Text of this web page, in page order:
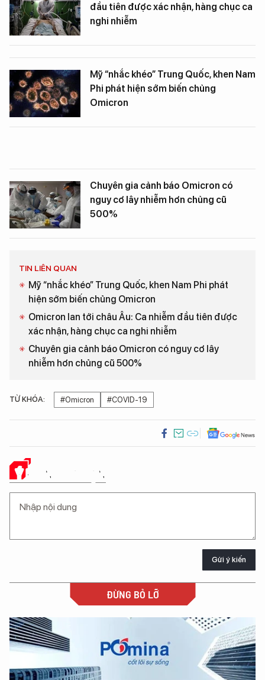
đầu tiên được xác nhận, hàng chục ca
nghi nhiễm
Mỹ “nhắc khéo” Trung Quốc, khen Nam
Phi phát hiện sớm biến chủng
Omicron
Chuyên gia cảnh báo Omicron có
nguy cơ lây nhiễm hơn chủng cũ
500%
TIN LIÊN QUAN
Mỹ “nhắc khéo” Trung Quốc, khen Nam Phi phát
hiện sớm biến chủng Omicron
Omicron lan tới châu Âu: Ca nhiễm đầu tiên được
xác nhận, hàng chục ca nghi nhiễm
Chuyên gia cảnh báo Omicron có nguy cơ lây
nhiễm hơn chủng cũ 500%
TỪ KHÓA: #Omicron #COVID-19
Ý KIẾN CỦA BẠN
Gửi ý kiến
ĐỪNG BỎ LỠ